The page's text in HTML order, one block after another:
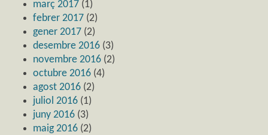
març 2017 (1)
febrer 2017 (2)
gener 2017 (2)
desembre 2016 (3)
novembre 2016 (2)
octubre 2016 (4)
agost 2016 (2)
juliol 2016 (1)
juny 2016 (3)
maig 2016 (2)